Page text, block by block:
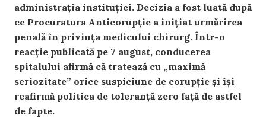
administrația instituției. Decizia a fost luată după
ce Procuratura Anticorupție a inițiat urmărirea
penală în privința medicului chirurg. Într-o
reacție publicată pe 7 august, conducerea
spitalului afirmă că tratează cu „maximă
seriozitate” orice suspiciune de corupție și își
reafirmă politica de toleranță zero față de astfel
de fapte.